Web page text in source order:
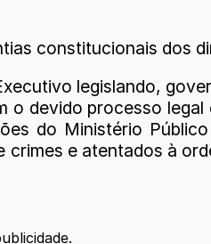
constitucionais dos
legislando,
devido processo
do Ministério
e atentados à